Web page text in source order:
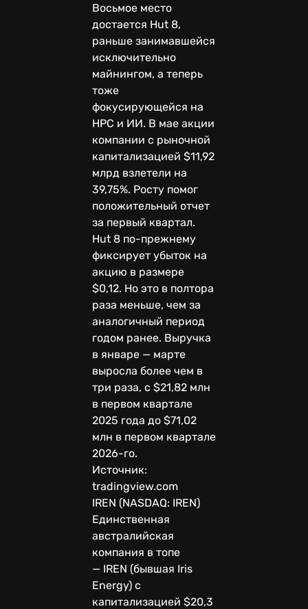
Восьмое место
достается Hut 8,
раньше занимавшейся
исключительно
майнингом, а теперь
тоже
фокусирующейся на
HPC и ИИ. В мае акции
компании с рыночной
капитализацией $11,92
млрд взлетели на
39,75%. Росту помог
положительный отчет
за первый квартал.
Hut 8 по-прежнему
фиксирует убыток на
акцию в размере
$0,12. Но это в полтора
раза меньше, чем за
аналогичный период
годом ранее. Выручка
в январе — марте
выросла более чем в
три раза, с $21,82 млн
в первом квартале
2025 года до $71,02
млн в первом квартале
2026-го.
Источник:
tradingview.com
IREN (NASDAQ: IREN)
Единственная
австралийская
компания в топе
— IREN (бывшая Iris
Energy) с
капитализацией $20,3